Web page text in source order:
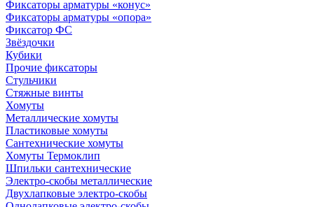
Фиксаторы арматуры «конус»
Фиксаторы арматуры «опора»
Фиксатор ФС
Звёздочки
Кубики
Прочие фиксаторы
Стульчики
Стяжные винты
Хомуты
Металлические хомуты
Пластиковые хомуты
Сантехнические хомуты
Хомуты Термоклип
Шпильки сантехнические
Электро-скобы металлические
Двухлапковые электро-скобы